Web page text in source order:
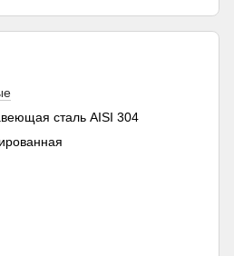
сталь AISI 304